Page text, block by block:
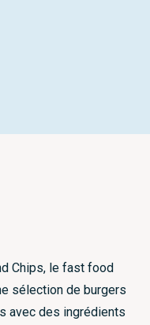
Chips, le fast food
sélection de burgers
avec des ingrédients